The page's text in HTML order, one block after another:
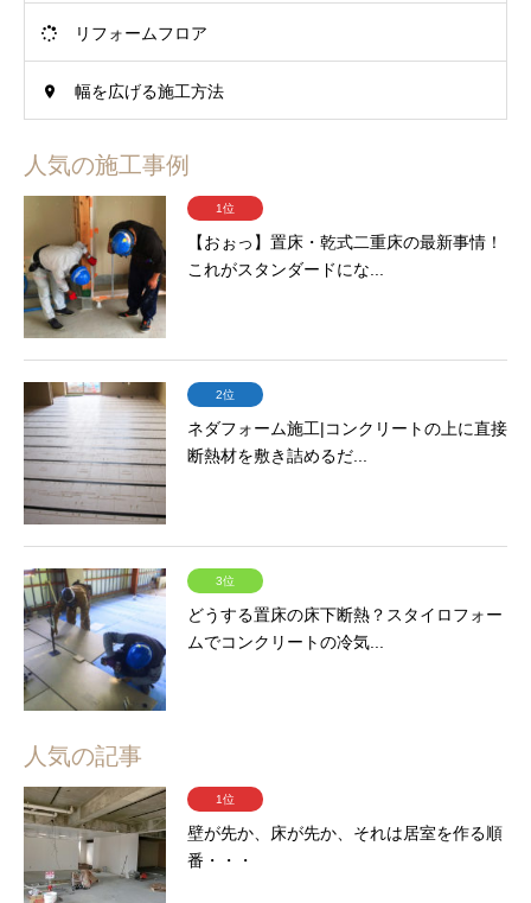
リフォームフロア
幅を広げる施工方法
人気の施工事例
1位
【おぉっ】置床・乾式二重床の最新事情！
これがスタンダードにな...
2位
ネダフォーム施工|コンクリートの上に直接
断熱材を敷き詰めるだ...
3位
どうする置床の床下断熱？スタイロフォー
ムでコンクリートの冷気...
人気の記事
1位
壁が先か、床が先か、それは居室を作る順
番・・・